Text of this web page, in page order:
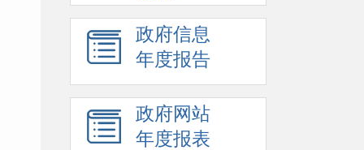
政府信息
年度报告
政府网站
年度报表